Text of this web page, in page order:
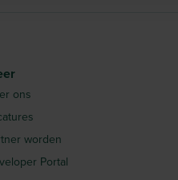
ons
worden
Portal